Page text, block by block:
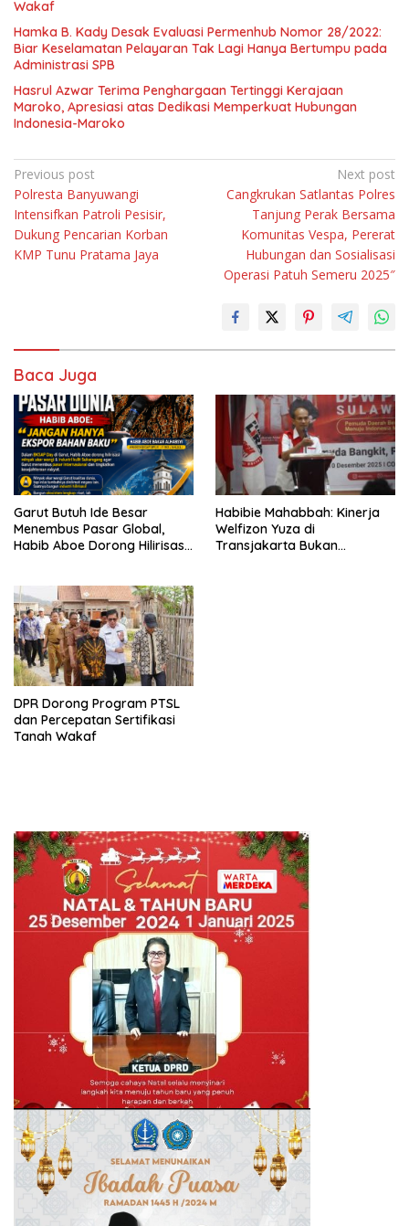
Wakaf
Hamka B. Kady Desak Evaluasi Permenhub Nomor 28/2022:
Biar Keselamatan Pelayaran Tak Lagi Hanya Bertumpu pada
Administrasi SPB
Hasrul Azwar Terima Penghargaan Tertinggi Kerajaan
Maroko, Apresiasi atas Dedikasi Memperkuat Hubungan
Indonesia-Maroko
Navigasi
pos
Previous post
Polresta Banyuwangi
Intensifkan Patroli Pesisir,
Dukung Pencarian Korban
KMP Tunu Pratama Jaya
Next post
Cangkrukan Satlantas Polres
Tanjung Perak Bersama
Komunitas Vespa, Pererat
Hubungan dan Sosialisasi
Operasi Patuh Semeru 2025″
Baca Juga
Garut Butuh Ide Besar
Menembus Pasar Global,
Habib Aboe Dorong Hilirisasi
Habibie Mahabbah: Kinerja
Welfizon Yuza di
Transjakarta Bukan
DPR Dorong Program PTSL
dan Percepatan Sertifikasi
Tanah Wakaf